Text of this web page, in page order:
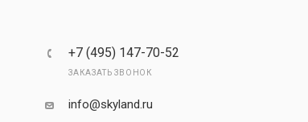
+7 (495) 147-70-52
ЗАКАЗАТЬ ЗВОНОК
info@skyland.ru